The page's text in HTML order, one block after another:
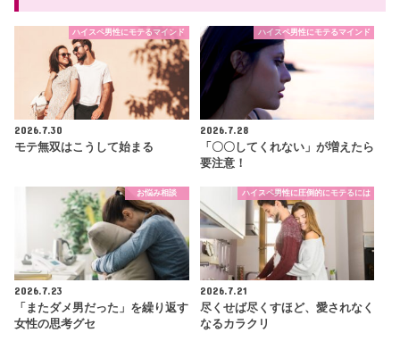
ハイスペ男性にモテるマインド
2026.7.30
モテ無双はこうして始まる
ハイスペ男性にモテるマインド
2026.7.28
「〇〇してくれない」が増えたら
要注意！
お悩み相談
2026.7.23
「またダメ男だった」を繰り返す
女性の思考グセ
ハイスペ男性に圧倒的にモテるには
2026.7.21
尽くせば尽くすほど、愛されなく
なるカラクリ